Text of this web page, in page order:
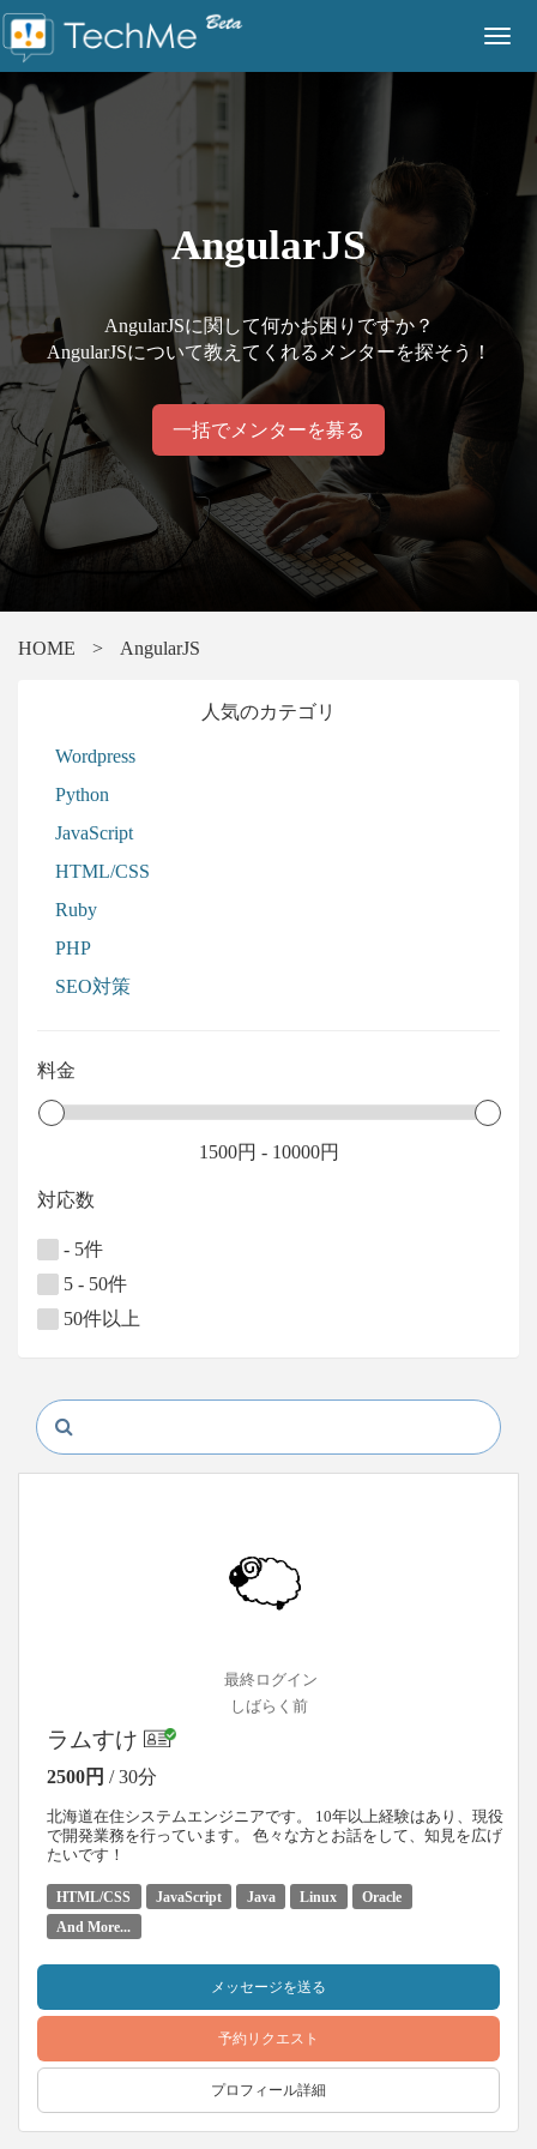
AngularJS
AngularJSに関して何かお困りですか？
AngularJSについて教えてくれるメンターを探そう！
一括でメンターを募る
HOME > AngularJS
人気のカテゴリ
Wordpress
Python
JavaScript
HTML/CSS
Ruby
PHP
SEO対策
料金
1500円 - 10000円
対応数
- 5件
5 - 50件
50件以上
最終ログイン
しばらく前
ラムすけ
2500円 / 30分
北海道在住システムエンジニアです。 10年以上経験はあり、現役
で開発業務を行っています。 色々な方とお話をして、知見を広げ
たいです！
HTML/CSS JavaScript Java Linux
Oracle
And More...
メッセージを送る
予約リクエスト
プロフィール詳細